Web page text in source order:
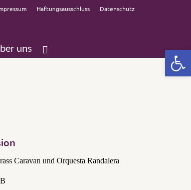
Haftungsausschluss Datenschutz
uns
Caravan und Orquesta Randalera